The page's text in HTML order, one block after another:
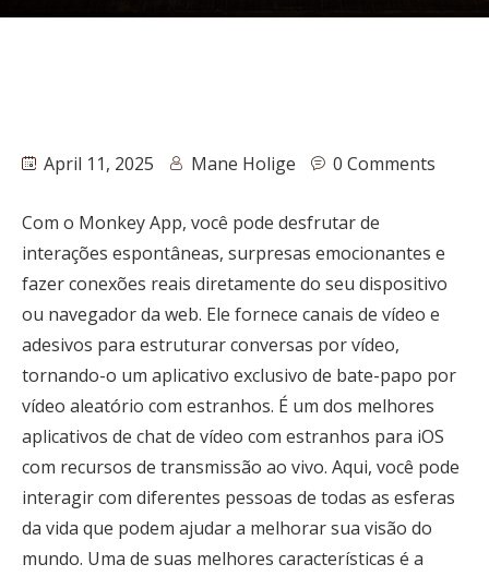
April 11, 2025 Mane Holige 0 Comments
Com o Monkey App, você pode desfrutar de
interações espontâneas, surpresas emocionantes e
fazer conexões reais diretamente do seu dispositivo
ou navegador da web. Ele fornece canais de vídeo e
adesivos para estruturar conversas por vídeo,
tornando-o um aplicativo exclusivo de bate-papo por
vídeo aleatório com estranhos. É um dos melhores
aplicativos de chat de vídeo com estranhos para iOS
com recursos de transmissão ao vivo. Aqui, você pode
interagir com diferentes pessoas de todas as esferas
da vida que podem ajudar a melhorar sua visão do
mundo. Uma de suas melhores características é a